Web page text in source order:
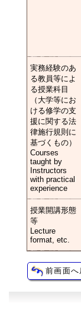
実務経験のあ
る教員等によ
る授業科目
（大学等にお
ける修学の支
援に関する法
律施行規則に
基づくもの）
Courses
taught by
Instructors
with practical
experience
授業開講形態
等
Lecture
format, etc.